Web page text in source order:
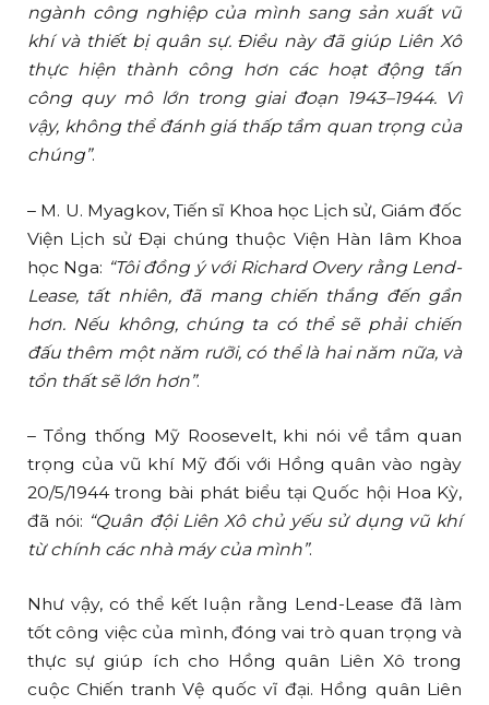
ngành công nghiệp của mình sang sản xuất vũ
khí và thiết bị quân sự. Điều này đã giúp Liên Xô
thực hiện thành công hơn các hoạt động tấn
công quy mô lớn trong giai đoạn 1943–1944. Vì
vậy, không thể đánh giá thấp tầm quan trọng của
chúng”.
– M. U. Myagkov, Tiến sĩ Khoa học Lịch sử, Giám đốc
Viện Lịch sử Đại chúng thuộc Viện Hàn lâm Khoa
học Nga: “Tôi đồng ý với Richard Overy rằng Lend-
Lease, tất nhiên, đã mang chiến thắng đến gần
hơn. Nếu không, chúng ta có thể sẽ phải chiến
đấu thêm một năm rưỡi, có thể là hai năm nữa, và
tổn thất sẽ lớn hơn”.
– Tổng thống Mỹ Roosevelt, khi nói về tầm quan
trọng của vũ khí Mỹ đối với Hồng quân vào ngày
20/5/1944 trong bài phát biểu tại Quốc hội Hoa Kỳ,
đã nói: “Quân đội Liên Xô chủ yếu sử dụng vũ khí
từ chính các nhà máy của mình”.
Như vậy, có thể kết luận rằng Lend-Lease đã làm
tốt công việc của mình, đóng vai trò quan trọng và
thực sự giúp ích cho Hồng quân Liên Xô trong
cuộc Chiến tranh Vệ quốc vĩ đại. Hồng quân Liên